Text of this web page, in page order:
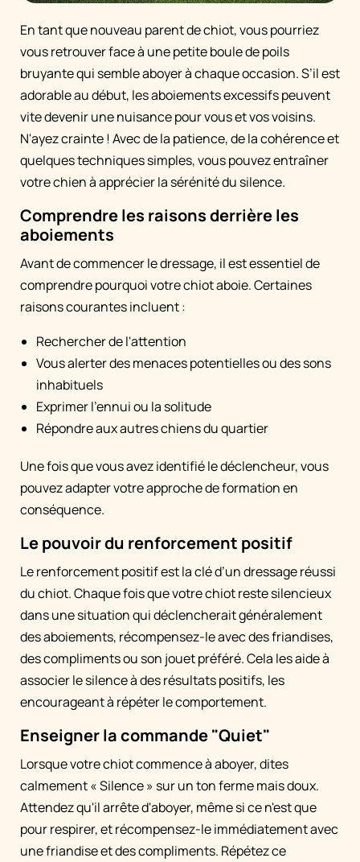
En tant que nouveau parent de chiot, vous pourriez
vous retrouver face à une petite boule de poils
bruyante qui semble aboyer à chaque occasion. S’il est
adorable au début, les aboiements excessifs peuvent
vite devenir une nuisance pour vous et vos voisins.
N'ayez crainte ! Avec de la patience, de la cohérence et
quelques techniques simples, vous pouvez entraîner
votre chien à apprécier la sérénité du silence.
Comprendre les raisons derrière les
aboiements
Avant de commencer le dressage, il est essentiel de
comprendre pourquoi votre chiot aboie. Certaines
raisons courantes incluent :
Rechercher de l'attention
Vous alerter des menaces potentielles ou des sons
inhabituels
Exprimer l'ennui ou la solitude
Répondre aux autres chiens du quartier
Une fois que vous avez identifié le déclencheur, vous
pouvez adapter votre approche de formation en
conséquence.
Le pouvoir du renforcement positif
Le renforcement positif est la clé d’un dressage réussi
du chiot. Chaque fois que votre chiot reste silencieux
dans une situation qui déclencherait généralement
des aboiements, récompensez-le avec des friandises,
des compliments ou son jouet préféré. Cela les aide à
associer le silence à des résultats positifs, les
encourageant à répéter le comportement.
Enseigner la commande "Quiet"
Lorsque votre chiot commence à aboyer, dites
calmement « Silence » sur un ton ferme mais doux.
Attendez qu'il arrête d'aboyer, même si ce n'est que
pour respirer, et récompensez-le immédiatement avec
une friandise et des compliments. Répétez ce